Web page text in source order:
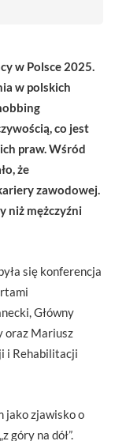
w Polsce 2025.
w polskich
co jest
praw. Wśród
że
zawodowej.
niż mężczyźni
się konferencja
Główny
oraz Mariusz
i Rehabilitacji
jako zjawisko o
góry na dół”.